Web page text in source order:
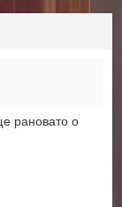
рановато о